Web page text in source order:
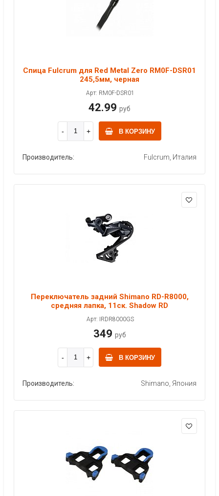
Спица Fulcrum для Red Metal Zero RM0F-DSR01
245,5мм, черная
Арт: RM0F-DSR01
42.99 руб
В КОРЗИНУ
Производитель: Fulcrum, Италия
Переключатель задний Shimano RD-R8000,
средняя лапка, 11ск. Shadow RD
Арт: IRDR8000GS
349 руб
В КОРЗИНУ
Производитель: Shimano, Япония